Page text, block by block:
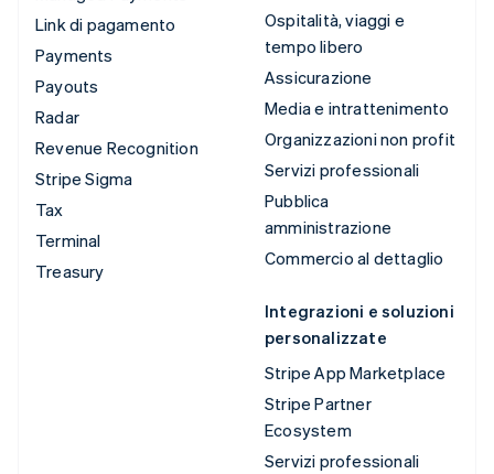
Link di pagamento
Payments
Payouts
Radar
Revenue Recognition
Stripe Sigma
Tax
Terminal
Treasury
Ospitalità, viaggi e
tempo libero
Assicurazione
Media e intrattenimento
Organizzazioni non profit
Servizi professionali
Pubblica
amministrazione
Commercio al dettaglio
Integrazioni e soluzioni
personalizzate
Stripe App Marketplace
Stripe Partner
Ecosystem
Servizi professionali